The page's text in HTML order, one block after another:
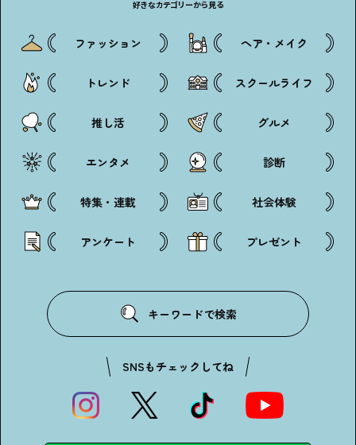
好きなカテゴリーから見る
ファッション ヘア・メイク
トレンド スクールライフ
推し活 グルメ
エンタメ 診断
特集・連載 社会体験
アンケート プレゼント
キーワードで検索
SNSもチェックしてね